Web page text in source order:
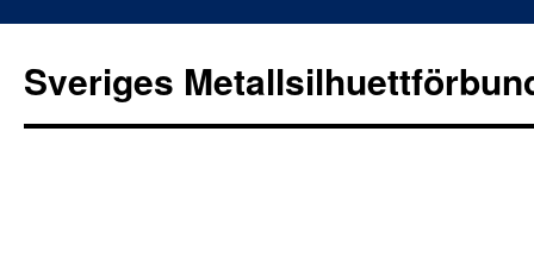
Sveriges